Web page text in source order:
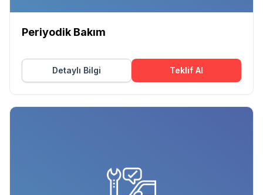
Periyodik Bakım
Detaylı Bilgi Teklif Al